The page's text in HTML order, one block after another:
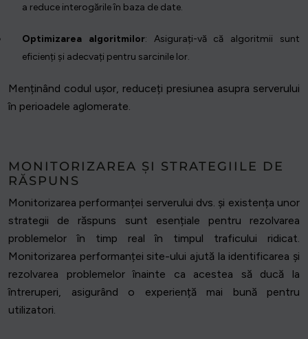
a reduce interogările în baza de date.
Optimizarea algoritmilor: Asigurați-vă că algoritmii sunt
eficienți și adecvați pentru sarcinile lor.
Menținând codul ușor, reduceți presiunea asupra serverului
în perioadele aglomerate.
MONITORIZAREA ȘI STRATEGIILE DE
RĂSPUNS
Monitorizarea performanței serverului dvs. și existența unor
strategii de răspuns sunt esențiale pentru rezolvarea
problemelor în timp real în timpul traficului ridicat.
Monitorizarea performanței site-ului ajută la identificarea și
rezolvarea problemelor înainte ca acestea să ducă la
întreruperi, asigurând o experiență mai bună pentru
utilizatori.